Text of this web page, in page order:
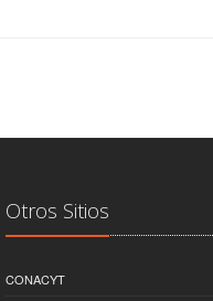
Otros Sitios
CONACYT